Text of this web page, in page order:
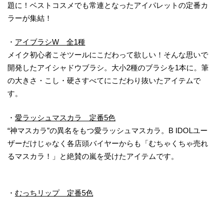
題に！ベストコスメでも常連となったアイパレットの定番カ
ラーが集結！
・ アイブラシW 全1種
メイク初心者こそツールにこだわって欲しい！そんな思いで
開発したアイシャドウブラシ。大小2種のブラシを1本に。筆
の大きさ・こし・硬さすべてにこだわり抜いたアイテムで
す。
・ 愛ラッシュマスカラ 定番5色
“神マスカラ”の異名をもつ愛ラッシュマスカラ。B IDOLユー
ザーだけじゃなく各店頭バイヤーからも「むちゃくちゃ売れ
るマスカラ！」と絶賛の嵐を受けたアイテムです。
・ むっちリップ 定番5色